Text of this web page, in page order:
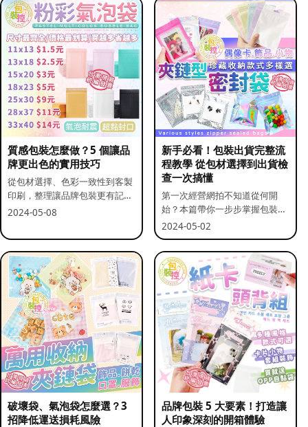
質感包裝怎麼做？5 個讓品
牌更出色的實用技巧
從包材選擇、色彩一致性到客製
印刷，整理讓品牌包裝更有記憶
點的實用做法。
2024-05-08
新手必看！包裝出貨完整流
程教學 從包材選擇到出貨檢
查一次搞懂
第一次經營網拍不知道從何開
始？本篇帶你一步步掌握包裝流
程與出貨前檢查重點。
2024-05-02
破壞袋、氣泡袋怎麼選？3
招降低運送損耗風險
品牌包裝 5 大要素！打造讓
人印象深刻的開箱體驗